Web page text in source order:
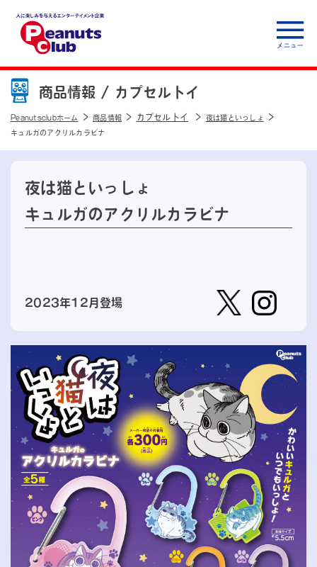
人に楽しみを与えるエ
ンターテイメント企
業 Peanuts club
商品情報 / カプセルトイ
Peanutsclubホーム 商品情報 カプセルトイ 夜は猫といっしょ
キュルガのアクリルカラビナ
夜は猫といっしょ
キュルガのアクリルカラビナ
2023年12月登場
ツクラ
ブのカ
プセル
トイの
Xはこ
ちら
ツ・ク
ラブ
カプセ
ルトイ
メーカ
ーの人
（公
式）のI
nstag
ramは
こちら